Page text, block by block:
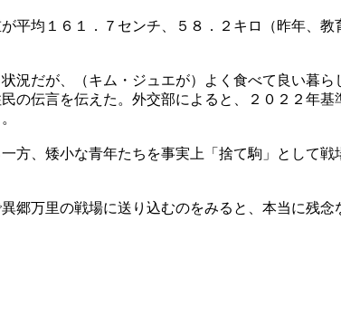
平均１６１．７センチ、５８．２キロ（昨年、教
況だが、（キム・ジュエが）よく食べて良い暮ら
の伝言を伝えた。外交部によると、２０２２年基
方、矮小な青年たちを事実上「捨て駒」として戦
万里の戦場に送り込むのをみると、本当に残念